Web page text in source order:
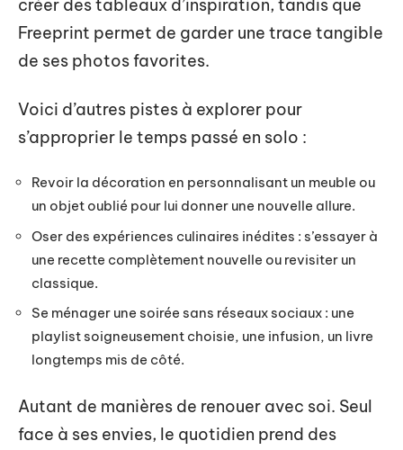
créer des tableaux d’inspiration, tandis que
Freeprint permet de garder une trace tangible
de ses photos favorites.
Voici d’autres pistes à explorer pour
s’approprier le temps passé en solo :
Revoir la décoration en personnalisant un meuble ou
un objet oublié pour lui donner une nouvelle allure.
Oser des expériences culinaires inédites : s’essayer à
une recette complètement nouvelle ou revisiter un
classique.
Se ménager une soirée sans réseaux sociaux : une
playlist soigneusement choisie, une infusion, un livre
longtemps mis de côté.
Autant de manières de renouer avec soi. Seul
face à ses envies, le quotidien prend des